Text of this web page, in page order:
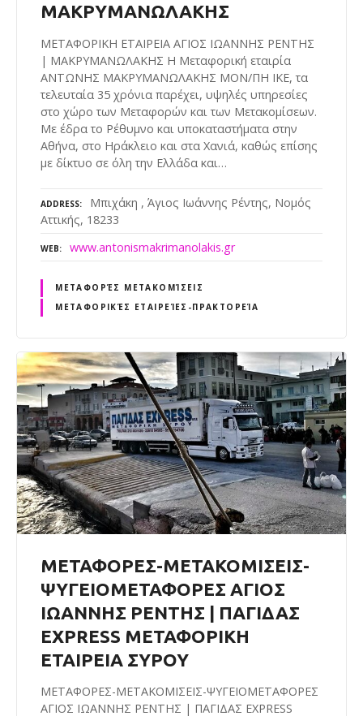
ΜΑΚΡΥΜΑΝΩΛΑΚΗΣ
ΜΕΤΑΦΟΡΙΚΗ ΕΤΑΙΡΕΙΑ ΑΓΙΟΣ ΙΩΑΝΝΗΣ ΡΕΝΤΗΣ
| ΜΑΚΡΥΜΑΝΩΛΑΚΗΣ Η Μεταφορική εταιρία
ΑΝΤΩΝΗΣ ΜΑΚΡΥΜΑΝΩΛΑΚΗΣ ΜΟΝ/ΠΗ ΙΚΕ, τα
τελευταία 35 χρόνια παρέχει, υψηλές υπηρεσίες
στο χώρο των Μεταφορών και των Μετακομίσεων.
Με έδρα το Ρέθυμνο και υποκαταστήματα στην
Αθήνα, στο Ηράκλειο και στα Χανιά, καθώς επίσης
με δίκτυο σε όλη την Ελλάδα και…
ADDRESS
Μπιχάκη , Άγιος Ιωάννης Ρέντης, Νομός
Αττικής, 18233
WEB www.antonismakrimanolakis.gr
ΜΕΤΑΦΟΡΈΣ ΜΕΤΑΚΟΜΊΣΕΙΣ
ΜΕΤΑΦΟΡΙΚΈΣ ΕΤΑΙΡΕΊΕΣ-ΠΡΑΚΤΟΡΕΊΑ
ΜΕΤΑΦΟΡΕΣ-ΜΕΤΑΚΟΜΙΣΕΙΣ-
ΨΥΓΕΙΟΜΕΤΑΦΟΡΕΣ ΑΓΙΟΣ
ΙΩΑΝΝΗΣ ΡΕΝΤΗΣ | ΠΑΓΙΔΑΣ
EXPRESS ΜΕΤΑΦΟΡΙΚΗ
ΕΤΑΙΡΕΙΑ ΣΥΡΟΥ
ΜΕΤΑΦΟΡΕΣ-ΜΕΤΑΚΟΜΙΣΕΙΣ-ΨΥΓΕΙΟΜΕΤΑΦΟΡΕΣ
ΑΓΙΟΣ ΙΩΑΝΝΗΣ ΡΕΝΤΗΣ | ΠΑΓΙΔΑΣ EXPRESS